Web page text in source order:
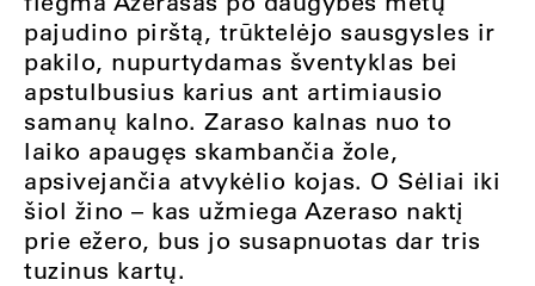
pajudino pirštą, trūktelėjo sausgysles ir
pakilo, nupurtydamas šventyklas bei
apstulbusius karius ant artimiausio
samanų kalno. Zaraso kalnas nuo to
laiko apaugęs skambančia žole,
apsivejančia atvykėlio kojas. O Sėliai iki
šiol žino – kas užmiega Azeraso naktį
prie ežero, bus jo susapnuotas dar tris
tuzinus kartų.